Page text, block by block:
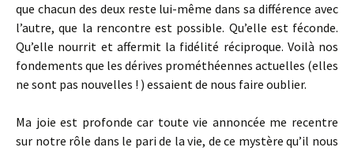
que chacun des deux reste lui-même dans sa différence avec
l’autre, que la rencontre est possible. Qu’elle est féconde.
Qu’elle nourrit et affermit la fidélité réciproque. Voilà nos
fondements que les dérives prométhéennes actuelles (elles
ne sont pas nouvelles ! ) essaient de nous faire oublier.
Ma joie est profonde car toute vie annoncée me recentre
sur notre rôle dans le pari de la vie, de ce mystère qu’il nous